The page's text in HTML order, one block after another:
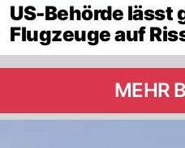
US-Behörde lässt
Flugzeuge auf
MEHR